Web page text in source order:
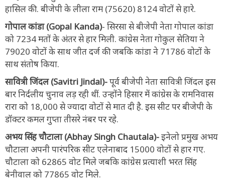
हासिल की. बीजेपी के लीला राम (75620) 8124 वोटों से हारे.
गोपाल कांडा (Gopal Kanda)- सिरसा से बीजेपी नेता गोपाल कांडा
को 7234 मतों के अंतर से हार मिली. कांग्रेस नेता गोकुल सेतिया ने
79020 वोटों के साथ जीत दर्ज की जबकि कांडा ने 71786 वोटों के
साथ संतोष किया.
सावित्री जिंदल (Savitri Jindal)-पूर्व बीजेपी नेता सावित्री जिंदल इस
बार निर्दलीय चुनाव लड़ रही थीं. उन्होंने हिसार में कांग्रेस के रामनिवास
रारा को 18,000 से ज्यादा वोटों से मात दी है. इस सीट पर बीजेपी के
डॉक्टर कमल गुप्ता तीसरे नंबर पर रहे.
अभय सिंह चौटाला (Abhay Singh Chautala)-इनेलो प्रमुख अभय
चौटाला अपनी पारंपरिक सीट एलेनाबाद 15000 वोटों से हार गए.
चौटाला को 62865 वोट मिले जबकि कांग्रेस प्रत्याशी भरत सिंह
बेनीवाल को 77865 वोट मिले.